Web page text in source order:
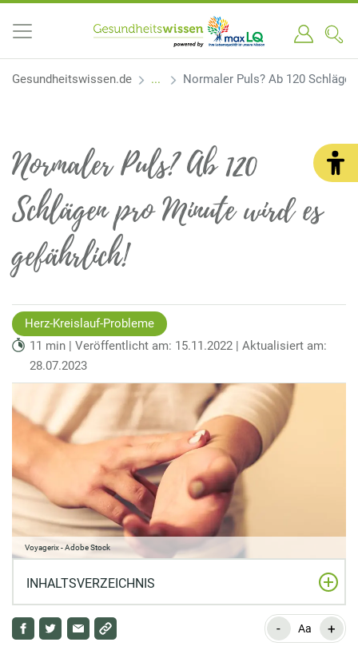
Gesundheitswissen.de Normaler Puls? Ab 120
Normaler Puls? Ab 120
Schlägen pro Minute wird es
gefährlich!
Herz-Kreislauf-Probleme
11 min | Veröffentlicht am: 15.11.2022 | Aktualisiert am:
28.07.2023
Voyagerix - Adobe Stock
INHALTSVERZEICHNIS
Welche Aspekte sind bei der Pulsmessung wichtig?
- Aa +